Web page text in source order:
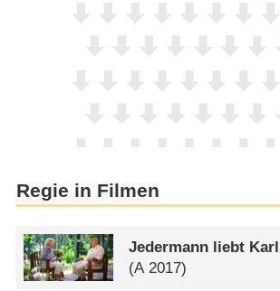
Regie in Filmen
Jedermann liebt
(A2017)